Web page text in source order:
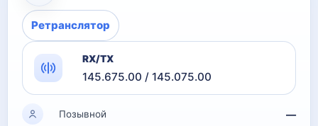
Ретранслятор
RX/TX
145.675.00 / 145.075.00
Позывной —